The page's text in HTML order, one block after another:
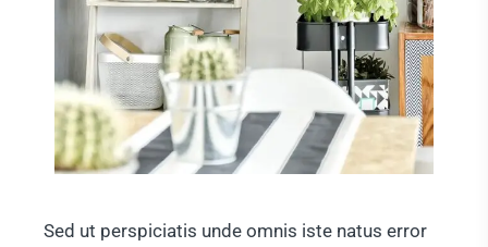
Sed ut perspiciatis unde omnis iste natus error